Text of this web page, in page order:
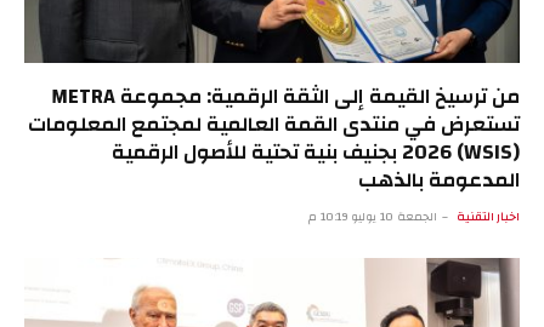
من ترسيخ القيمة إلى الثقة الرقمية: مجموعة METRA
تستعرض في منتدى القمة العالمية لمجتمع المعلومات
(WSIS) 2026 بجنيف بنية تحتية للأصول الرقمية
المدعومة بالذهب
اخبار التقنية الجمعة 10 يوليو 10:19 م